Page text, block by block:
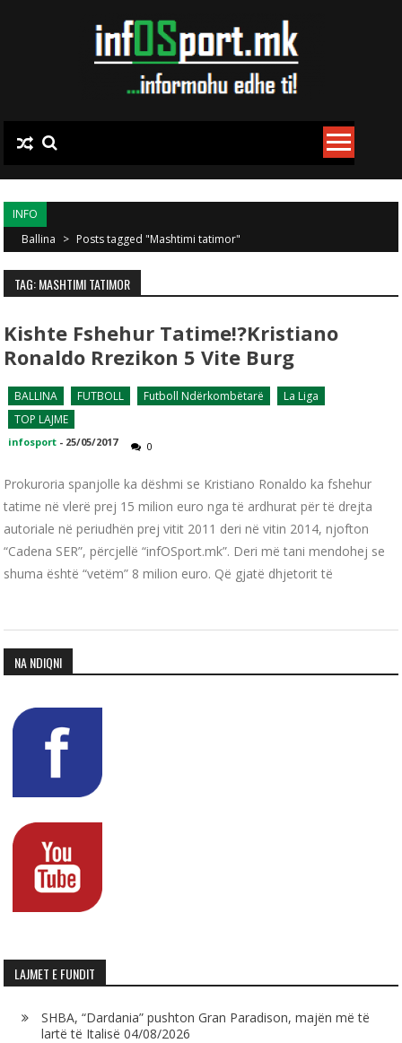
INFO
Ballina > Posts tagged "Mashtimi tatimor"
TAG: MASHTIMI TATIMOR
Kishte Fshehur Tatime!?Kristiano
Ronaldo Rrezikon 5 Vite Burg
BALLINA FUTBOLL Futboll Ndërkombëtarë
La Liga
TOP LAJME
infosport - 25/05/2017 0
Prokuroria spanjolle ka dëshmi se Kristiano Ronaldo ka fshehur
tatime në vlerë prej 15 milion euro nga të ardhurat për të drejta
autoriale në periudhën prej vitit 2011 deri në vitin 2014, njofton
“Cadena SER”, përcjellë “infOSport.mk”. Deri më tani mendohej se
shuma është “vetëm” 8 milion euro. Që gjatë dhjetorit të
NA NDIQNI
LAJMET E FUNDIT
SHBA, “Dardania” pushton Gran Paradison, majën më të
lartë të Italisë 04/08/2026